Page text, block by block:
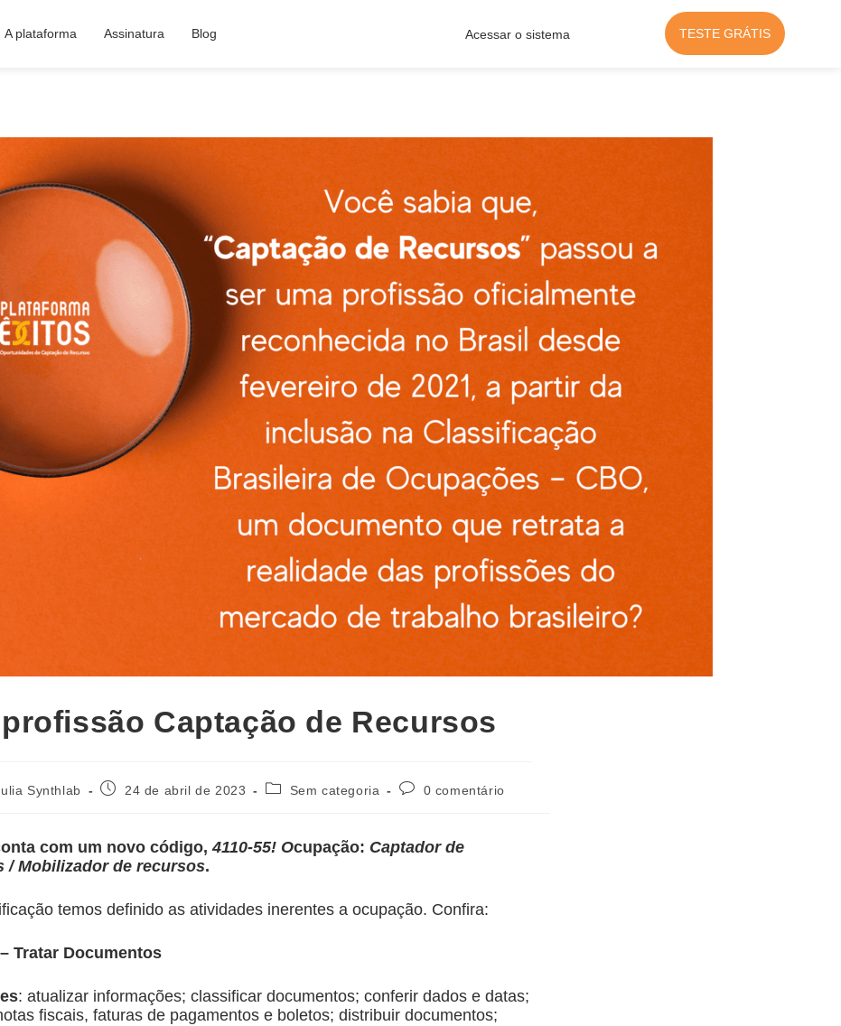
A plataforma Assinatura Blog Acessar o sistema TESTE GRÁTIS
Captação de Recursos
Synthlab 24 de abril de 2023 Sem categoria 0 comentário
com um novo código,4110-55! Ocupação: Captador de
/ Mobilizador de recursos.
temos definido as atividades inerentes a ocupação. Confira:
Tratar Documentos
: atualizar informações; classificar documentos; conferir dados e datas;
fiscais, faturas de pagamentos e boletos; distribuir documentos;